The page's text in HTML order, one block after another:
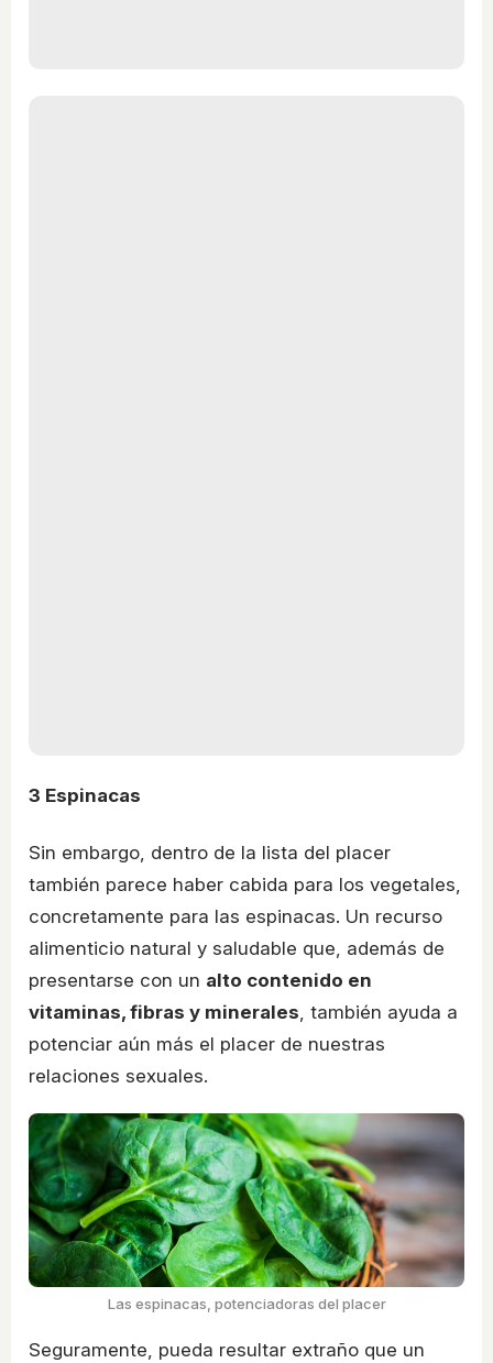
3 Espinacas
Sin embargo, dentro de la lista del placer
también parece haber cabida para los vegetales,
concretamente para las espinacas. Un recurso
alimenticio natural y saludable que, además de
presentarse con un alto contenido en
vitaminas, fibras y minerales , también ayuda a
potenciar aún más el placer de nuestras
relaciones sexuales.
Las espinacas, potenciadoras del placer
Seguramente, pueda resultar extraño que un